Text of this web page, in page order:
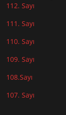
112. Sayı
111. Sayı
110. Sayı
109. Sayı
108.Sayı
107. Sayı